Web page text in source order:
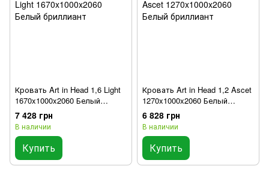
Кровать Art in Head 1,6 Light
1670x1000x2060 Белый
бриллиант
7 428 грн
В наличии
Купить
Кровать Art in Head 1,2 Ascet
1270x1000x2060 Белый
бриллиант
6 828 грн
В наличии
Купить